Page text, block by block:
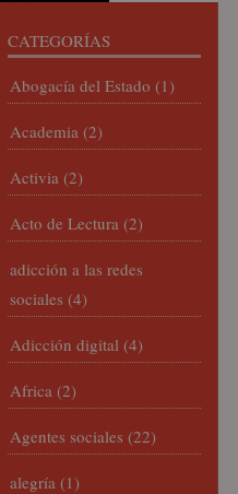
CATEGORÍAS
Abogacía del Estado (1)
Academia (2)
Activia (2)
Acto de Lectura (2)
adicción a las redes
sociales (4)
Adicción digital (4)
Africa (2)
Agentes sociales (22)
alegría (1)